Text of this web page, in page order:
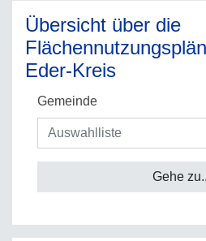
Übersicht über die
Eder-Kreis
Gemeinde
Gehe